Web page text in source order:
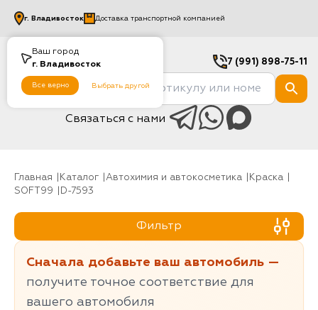
Ваш город
г. Владивосток
Все верно Выбрать другой
г. Владивосток Доставка транспортной компанией
7 (991) 898-75-11
Связаться с нами
Главная Каталог Автохимия и автокосметика
Краска
SOFT99
D-7593
Фильтр
Сначала добавьте ваш автомобиль —
получите точное соответствие для
вашего автомобиля